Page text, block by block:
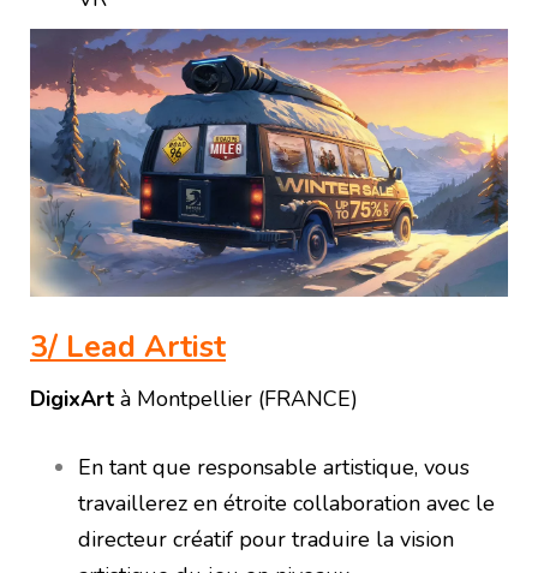
3/ Lead Artist
DigixArt à Montpellier (FRANCE)
En tant que responsable artistique, vous
travaillerez en étroite collaboration avec le
directeur créatif pour traduire la vision